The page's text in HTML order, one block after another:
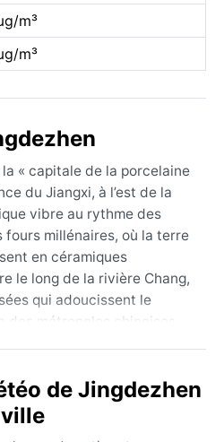
m³
m³
« capitale de la porcelaine
du Jiangxi, à l’est de la
vibre au rythme des
fours millénaires, où la terre
en céramiques
le long de la rivière Chang,
qui adoucissent le
des métropoles chinoises,
humide (Köppen
marquées. L’été, de juin à
de Jingdezhen